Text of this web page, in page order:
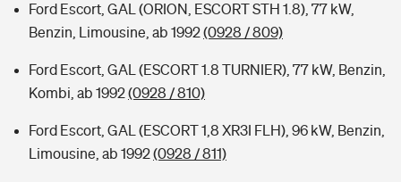
Ford Escort, GAL (ORION, ESCORT STH 1.8), 77 kW,
Benzin, Limousine, ab 1992(0928 / 809)
Ford Escort, GAL (ESCORT 1.8 TURNIER), 77 kW, Benzin,
Kombi, ab 1992(0928 / 810)
Ford Escort, GAL (ESCORT 1,8 XR3I FLH), 96 kW, Benzin,
Limousine, ab 1992(0928 / 811)